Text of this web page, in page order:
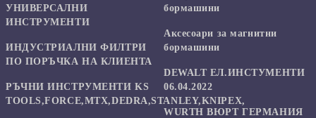
УНИВЕРСАЛНИ
ИНСТРУМЕНТИ
ИНДУСТРИАЛНИ ФИЛТРИ
ПО ПОРЪЧКА НА КЛИЕНТА
РЪЧНИ ИНСТРУМЕНТИ KS
TOOLS,FORCE,MTX,DEDRA,STANLEY,KNIPEX,
бормашини
Аксесоари за магнитни
бормашини
DEWALT ЕЛ.ИНСТУМЕНТИ
06.04.2022
WURTH ВЮРТ ГЕРМАНИЯ